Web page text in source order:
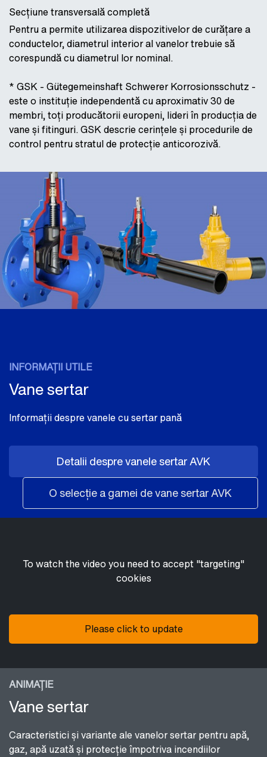
Secțiune transversală completă
Pentru a permite utilizarea dispozitivelor de curățare a
conductelor, diametrul interior al vanelor trebuie să
corespundă cu diametrul lor nominal.
* GSK - Gütegemeinshaft Schwerer Korrosionsschutz -
este o instituție independentă cu aproximativ 30 de
membri, toți producătorii europeni, lideri în producția de
vane și fitinguri. GSK descrie cerințele și procedurile de
control pentru stratul de protecție anticorozivă.
INFORMAȚII UTILE
Vane sertar
Informații despre vanele cu sertar pană
Detalii despre vanele sertar AVK
O selecție a gamei de vane sertar AVK
To watch the video you need to accept "targeting"
cookies
Please click to update
ANIMAȚIE
Vane sertar
Caracteristici și variante ale vanelor sertar pentru apă,
gaz, apă uzată și protecție împotriva incendiilor